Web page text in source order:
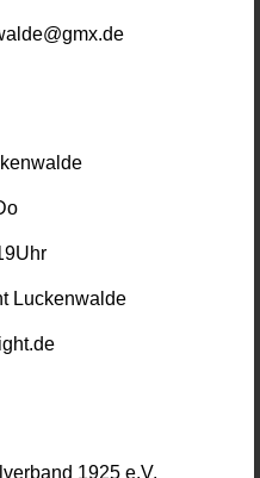
Luckenwalde
1925 e.V.